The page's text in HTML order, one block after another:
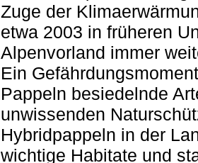
Zuge der
etwa 2003 in früheren
Alpenvorland immer
Ein
Pappeln besiedelnde
unwissenden
Hybridpappeln in der
wichtige Habitate und